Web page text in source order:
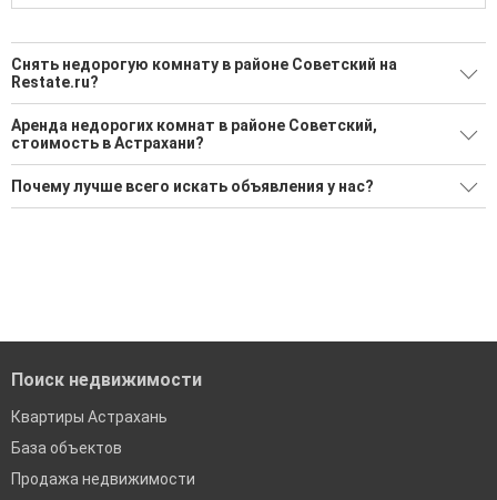
Снять недорогую комнату в районе Советский на
Restate.ru?
Поможем Снять недорогую комнату в районе Советский?
1 актуальное и проверенное объявление
Воспользуйтесь нашим поиском по новостройкам, для
подбора подходящего вам варианта
Аренда недорогих комнат в районе Советский,
стоимость в Астрахани?
Минимальная цена: 9 000 Р. Максимальная цена: 15 000 Р;
Средняя: 12 000 Р
Почему лучше всего искать объявления у нас?
Поиск недвижимости
Квартиры Астрахань
База объектов
Продажа недвижимости